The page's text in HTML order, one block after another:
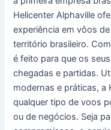
Helicenter Alphaville
experiência em vôos
território brasileiro.
é feito para que os
chegadas e partidas.
modernas e práticas, a
qualquer tipo de voos
ou de negócios. Seja